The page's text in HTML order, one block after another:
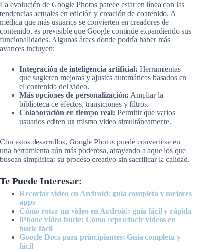
La evolución de Google Photos parece estar en línea con las
tendencias actuales en edición y creación de contenido. A
medida que más usuarios se convierten en creadores de
contenido, es previsible que Google continúe expandiendo sus
funcionalidades. Algunas áreas donde podría haber más
avances incluyen:
Integración de inteligencia artificial: Herramientas
que sugieren mejoras y ajustes automáticos basados en
el contenido del video.
Más opciones de personalización: Ampliar la
biblioteca de efectos, transiciones y filtros.
Colaboración en tiempo real: Permitir que varios
usuarios editen un mismo video simultáneamente.
Con estos desarrollos, Google Photos puede convertirse en
una herramienta aún más poderosa, atrayendo a aquellos que
buscan simplificar su proceso creativo sin sacrificar la calidad.
Te Puede Interesar:
Recortar video en Android: guía completa y mejores
apps
Cómo rotar un video en Android: guía fácil y rápida
iPhone video bucle: Cómo reproducir videos en
bucle fácil
Google Docs para principiantes: Guía completa y
fácil